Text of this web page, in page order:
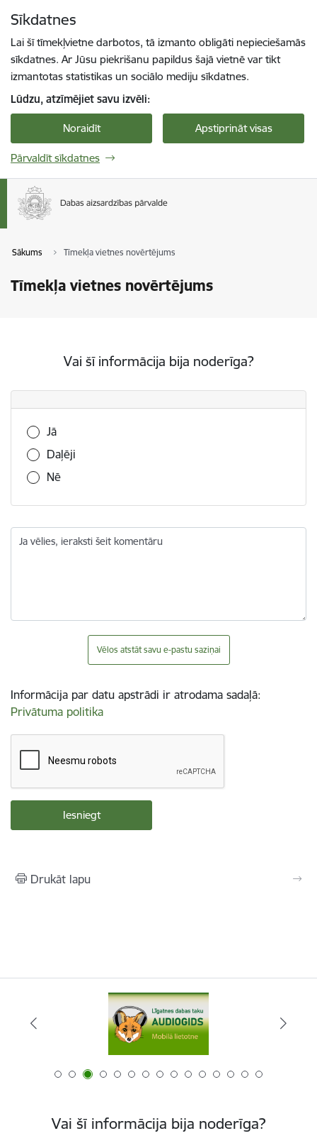
Sīkdatnes
Lai šī tīmekļvietne darbotos, tā izmanto obligāti nepieciešamās
sīkdatnes. Ar Jūsu piekrišanu papildus šajā vietnē var tikt
izmantotas statistikas un sociālo mediju sīkdatnes.
Lūdzu, atzīmējiet savu izvēli:
Noraidīt Apstiprināt visas
Pārvaldīt sīkdatnes
Sākums Tīmekļa vietnes novērtējums
Tīmekļa vietnes novērtējums
Vai šī informācija bija noderīga?
Vai šī informācija bija noderīga?
Jā
Daļēji
Nē
Ja vēlies, ieraksti šeit komentāru
Vēlos atstāt savu e-pastu saziņai
Informācija par datu apstrādi ir atrodama sadaļā:
Privātuma politika
Drukāt lapu
Vai šī informācija bija noderīga?